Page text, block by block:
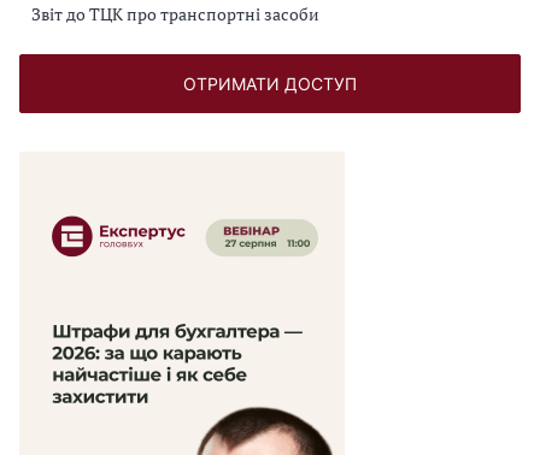
Звіт до ТЦК про транспортні засоби
ОТРИМАТИ ДОСТУП